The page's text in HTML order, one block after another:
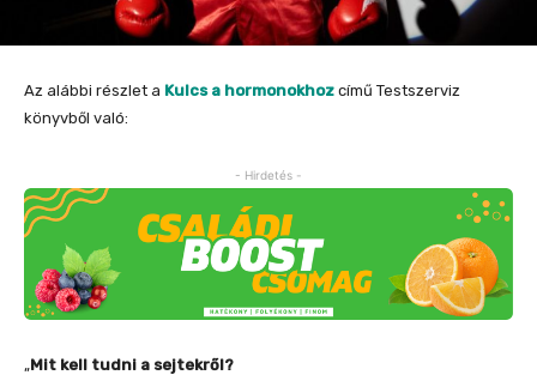
Az alábbi részlet a Kulcs a hormonokhoz című Testszerviz
könyvből való:
- Hirdetés -
„Mit kell tudni a sejtekről?